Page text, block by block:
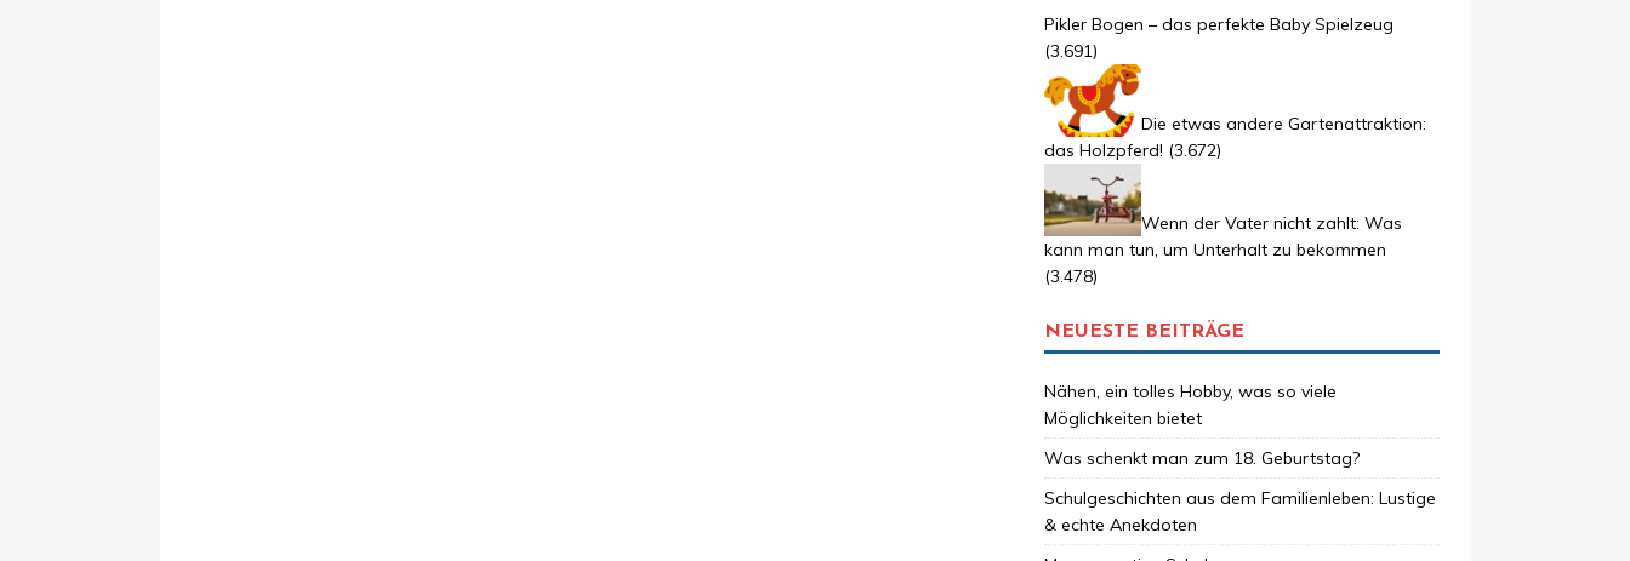
Pikler Bogen – das perfekte Baby Spielzeug
(3.691)
Die etwas andere Gartenattraktion:
das Holzpferd! (3.672)
Wenn der Vater nicht zahlt: Was
kann man tun, um Unterhalt zu bekommen
(3.478)
NEUESTE BEITRÄGE
Nähen, ein tolles Hobby, was so viele
Möglichkeiten bietet
Was schenkt man zum 18. Geburtstag?
Schulgeschichten aus dem Familienleben: Lustige
& echte Anekdoten